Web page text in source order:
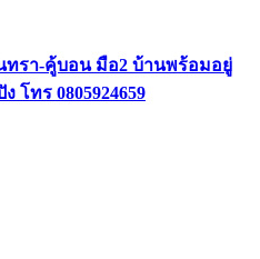
ทรา-คู้บอน มือ2 บ้านพร้อมอยู่
โทร 0805924659